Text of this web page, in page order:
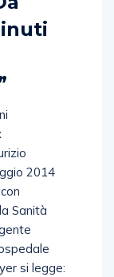
2014
Sanità
si legge: